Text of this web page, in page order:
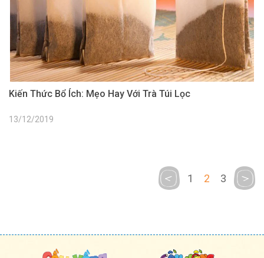
Kiến Thức Bổ Ích: Mẹo Hay Với Trà Túi Lọc
13/12/2019
1 2 3